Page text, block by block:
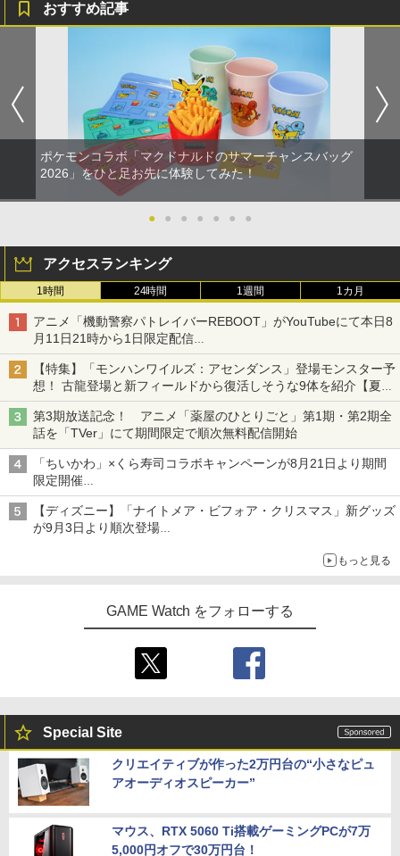
おすすめ記事
ポケモンコラボ「マクドナルドのサマーチャンスバッグ
2026」をひと足お先に体験してみた！
● ● ● ● ● ● ●
アクセスランキング
1時間 24時間 1週間 1カ月
アニメ「機動警察パトレイバーREBOOT」がYouTubeにて本日8
月11日21時から1日限定配信
8月14日にはU-NEXTで限定配信
【特集】「モンハンワイルズ：アセンダンス」登場モンスター予
想！ 古龍登場と新フィールドから復活しそうな9体を紹介【夏休
み特集2026】
第3期放送記念！ アニメ「薬屋のひとりごと」第1期・第2期全
話を「TVer」にて期間限定で順次無料配信開始
「ちいかわ」×くら寿司コラボキャンペーンが8月21日より期間
限定開催
オリジナルの湯呑みや寿司皿が景品に登場！
【ディズニー】「ナイトメア・ビフォア・クリスマス」新グッズ
が9月3日より順次登場
もっと見る
GAME Watch をフォローする
Special Site
クリエイティブが作った2万円台の“小さなピュ
アオーディオスピーカー”
マウス、RTX 5060 Ti搭載ゲーミングPCが7万
5,000円オフで30万円台！